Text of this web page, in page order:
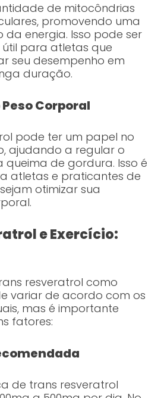
de mitocôndrias
promovendo uma
da energia. Isso pode ser
para atletas que
seu desempenho em
duração.
Corporal
pode ter um papel no
ajudando a regular o
queima de gordura. Isso é
atletas e praticantes de
otimizar sua
e Exercício:
resveratrol como
variar de acordo com os
mas é importante
fatores:
de trans resveratrol